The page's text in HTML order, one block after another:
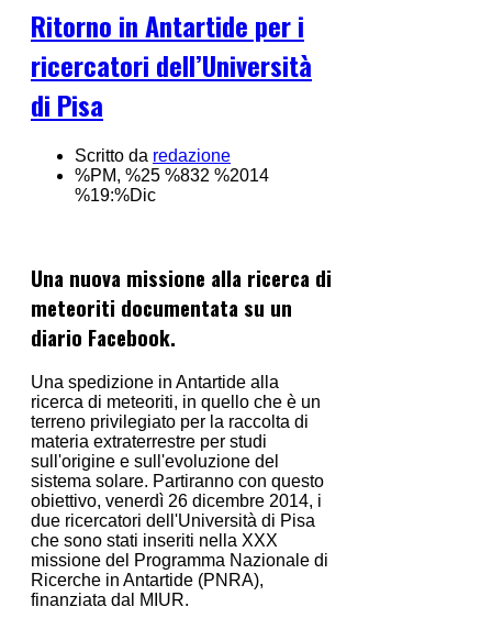
Ritorno in Antartide per i
ricercatori dell’Università
di Pisa
Scritto da redazione
%PM, %25 %832 %2014
%19:%Dic
Una nuova missione alla ricerca di
meteoriti documentata su un
diario Facebook.
Una spedizione in Antartide alla
ricerca di meteoriti, in quello che è un
terreno privilegiato per la raccolta di
materia extraterrestre per studi
sull'origine e sull'evoluzione del
sistema solare. Partiranno con questo
obiettivo, venerdì 26 dicembre 2014, i
due ricercatori dell'Università di Pisa
che sono stati inseriti nella XXX
missione del Programma Nazionale di
Ricerche in Antartide (PNRA),
finanziata dal MIUR.